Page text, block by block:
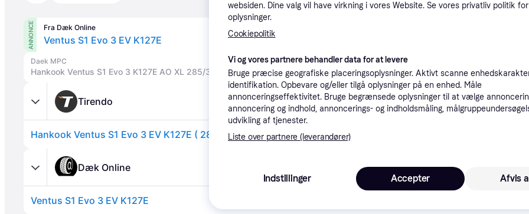
ANNONCE Fra Dæk Online
Ventus S1 Evo 3 EV K127E
Daek MPC
Hankook Ventus S1 Evo 3 K127E AO XL 285/35R22 106Y
Tirendo
Hankook Ventus S1 Evo 3 EV K127E ( 285/35 R22 106Y XL 4PR AO, EV, SoundAbsorber, med fælgbeskyttelse (MFS) SBL )
Dæk Online
Ventus S1 Evo 3 EV K127E
websiden. Dine valg vil have virkning i vores Website. Se vores privatliv politik
oplysninger.
Cookiepolitik
Vi og vores partnere behandler data for at levere
Bruge præcise geografiske placeringsoplysninger. Aktivt scanne
identifikation. Opbevare og/eller tilgå oplysninger på en enhed. Måle
annonceringseffektivitet. Bruge begrænsede oplysninger til at vælge
annoncering og indhold, annoncerings- og indholdsmåling,
udvikling af tjenester.
Liste over partnere (leverandører)
Indstillinger Afvis
Accepter